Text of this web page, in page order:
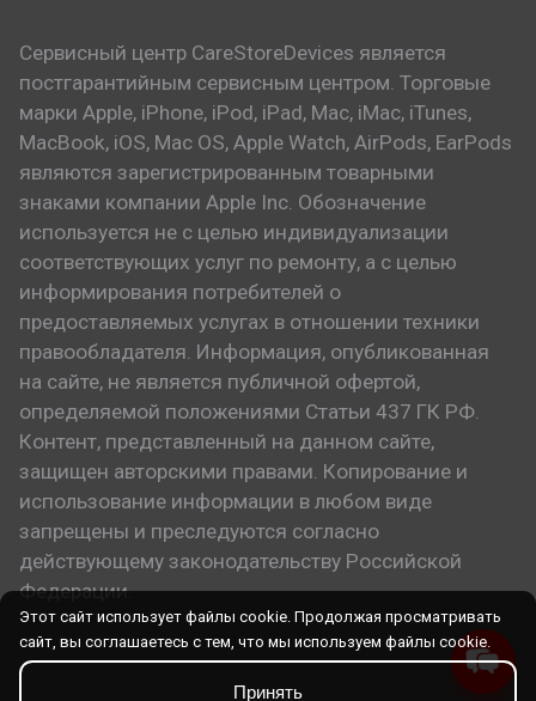
Сервисный центр CareStoreDevices является
постгарантийным сервисным центром. Торговые
марки Apple, iPhone, iPod, iPad, Mac, iMac, iTunes,
MacBook, iOS, Mac OS, Apple Watch, AirPods, EarPods
являются зарегистрированным товарными
знаками компании Apple Inc. Обозначение
используется не с целью индивидуализации
соответствующих услуг по ремонту, а с целью
информирования потребителей о
предоставляемых услугах в отношении техники
правообладателя. Информация, опубликованная
на сайте, не является публичной офертой,
определяемой положениями Статьи 437 ГК РФ.
Контент, представленный на данном сайте,
защищен авторскими правами. Копирование и
использование информации в любом виде
запрещены и преследуются согласно
действующему законодательству Российской
Федерации.
Этот сайт использует файлы cookie. Продолжая просматривать
сайт, вы соглашаетесь с тем, что мы используем файлы cookie.
Принять